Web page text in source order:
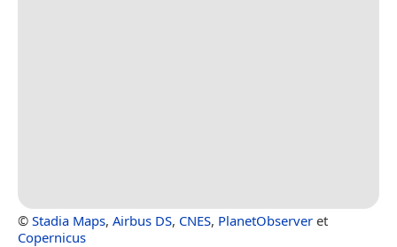
© Stadia Maps, Airbus DS, CNES, PlanetObserver et
Copernicus